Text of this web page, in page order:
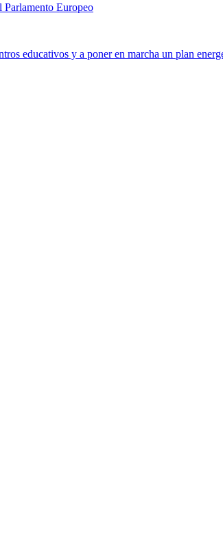
Parlamento Europeo
educativos y a poner en marcha un plan